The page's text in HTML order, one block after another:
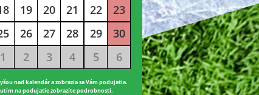
19 20 21 22
23
26 27 28 29
30
1 2 3 4 5 6
nad kalendár a zobrazia sa Vám podujatia.
na podujatie zobrazíte podrobnosti.